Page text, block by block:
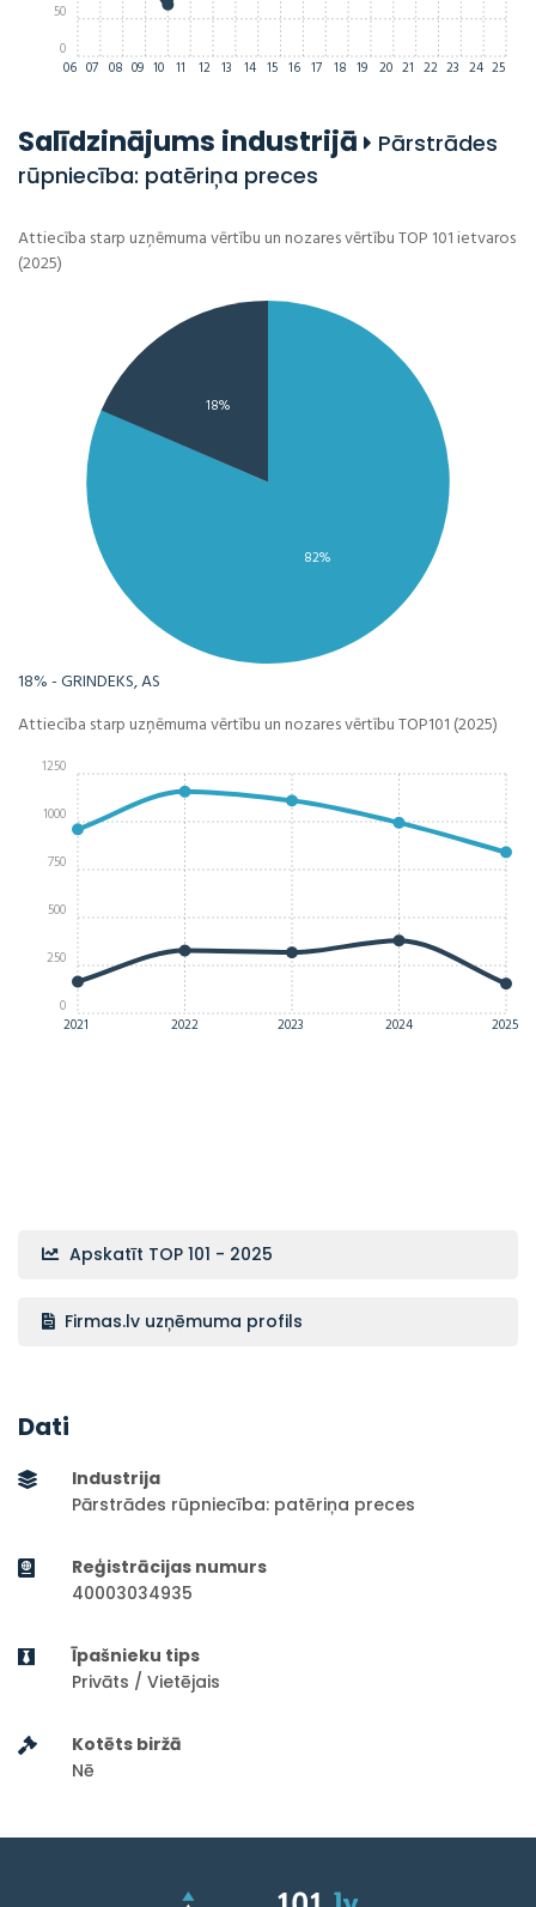
06 07 08 09 10 11 12 13 14 15 16 17 18 19 20 21 22 23 24 25
0
50
Salīdzinājums industrijā
Pārstrādes
rūpniecība: patēriņa preces
Attiecība starp uzņēmuma vērtību un nozares vērtību TOP 101 ietvaros
(2025)
82%
18%
18% - GRINDEKS, AS
Attiecība starp uzņēmuma vērtību un nozares vērtību TOP101 (2025)
2021 2022 2023 2024 2025
0
250
500
750
1000
1250
Apskatīt TOP 101 - 2025
Firmas.lv uzņēmuma profils
Dati
Industrija
Pārstrādes rūpniecība: patēriņa preces
Reģistrācijas numurs
40003034935
Īpašnieku tips
Privāts / Vietējais
Kotēts biržā
Nē